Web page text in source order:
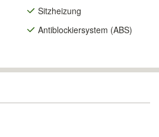
Sitzheizung
Antiblockiersystem (ABS)